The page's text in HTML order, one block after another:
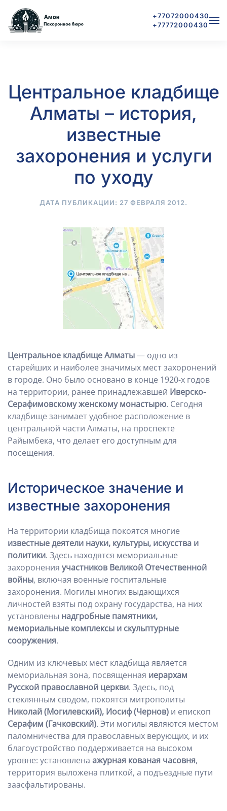
Skip to main content
+77072000430
+77772000430
Центральное кладбище
Алматы – история,
известные
захоронения и услуги
по уходу
ДАТА ПУБЛИКАЦИИ: 27 ФЕВРАЛЯ 2012.
Центральное кладбище Алматы— одно из
старейших и наиболее значимых мест захоронений
в городе. Оно было основано в конце 1920-х годов
на территории, ранее принадлежавшей Иверско-
Серафимовскому женскому монастырю. Сегодня
кладбище занимает удобное расположение в
центральной части Алматы, на проспекте
Райымбека, что делает его доступным для
посещения.
Историческое значение и
известные захоронения
На территории кладбища покоятся многие
известные деятели науки, культуры, искусства и
политики. Здесь находятся мемориальные
захоронения участников Великой Отечественной
войны, включая военные госпитальные
захоронения. Могилы многих выдающихся
личностей взяты под охрану государства, на них
установлены надгробные памятники,
мемориальные комплексы и скульптурные
сооружения.
Одним из ключевых мест кладбища является
мемориальная зона, посвященная иерархам
Русской православной церкви. Здесь, под
стеклянным сводом, покоятся митрополиты
Николай (Могилевский), Иосиф (Чернов) и епископ
Серафим (Гачковский). Эти могилы являются местом
паломничества для православных верующих, и их
благоустройство поддерживается на высоком
уровне: установлена ажурная кованая часовня,
территория выложена плиткой, а подъездные пути
заасфальтированы.